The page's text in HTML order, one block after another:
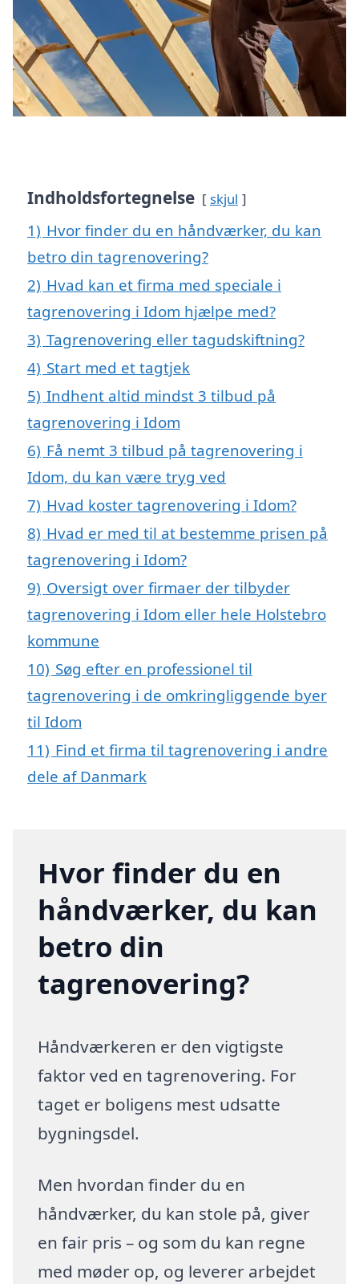
Indholdsfortegnelse skjul
1) Hvor finder du en håndværker, du kan
betro din tagrenovering?
2) Hvad kan et firma med speciale i
tagrenovering i Idom hjælpe med?
3) Tagrenovering eller tagudskiftning?
4) Start med et tagtjek
5) Indhent altid mindst 3 tilbud på
tagrenovering i Idom
6) Få nemt 3 tilbud på tagrenovering i
Idom, du kan være tryg ved
7) Hvad koster tagrenovering i Idom?
8) Hvad er med til at bestemme prisen på
tagrenovering i Idom?
9) Oversigt over firmaer der tilbyder
tagrenovering i Idom eller hele Holstebro
kommune
10) Søg efter en professionel til
tagrenovering i de omkringliggende byer
til Idom
11) Find et firma til tagrenovering i andre
dele af Danmark
Hvor finder du en
håndværker, du kan
betro din
tagrenovering?
Håndværkeren er den vigtigste
faktor ved en tagrenovering. For
taget er boligens mest udsatte
bygningsdel.
Men hvordan finder du en
håndværker, du kan stole på, giver
en fair pris – og som du kan regne
med møder op, og leverer arbejdet